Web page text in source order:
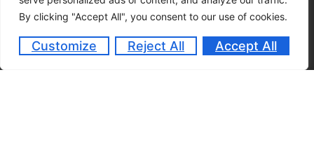
By clicking "Accept All", you consent to our use of cookies.
Customize Reject All Accept All
TAUX DE SATISFACTION
15+